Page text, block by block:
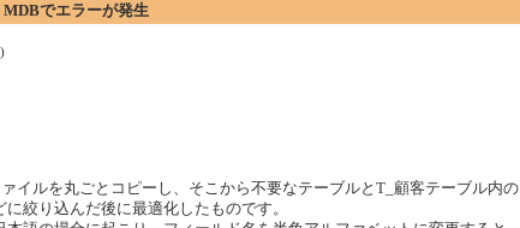
MDBでエラーが発生
イルを丸ごとコピーし、そこから不要なテーブルとT_顧客テーブル内の
絞り込んだ後に最適化したものです。